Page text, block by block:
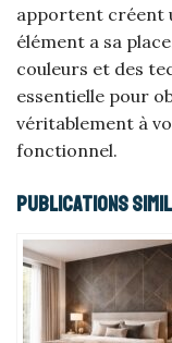
apportent créent
élément a sa
couleurs et des
essentielle pour
véritablement à
fonctionnel.
Publications